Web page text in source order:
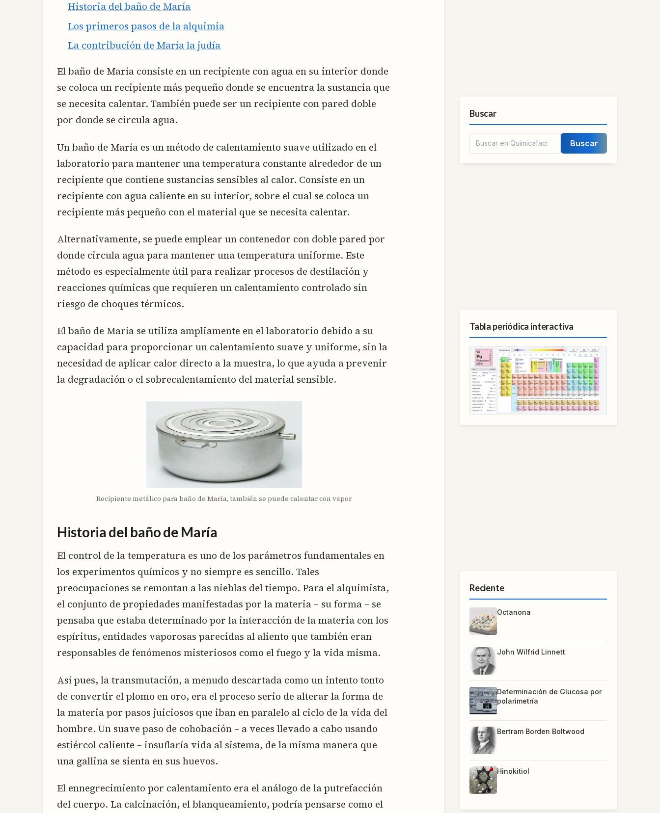
Historia del baño de María
Los primeros pasos de la alquimia
La contribución de María la judía
El baño de María consiste en un recipiente con agua en su interior donde
se coloca un recipiente más pequeño donde se encuentra la sustancia que
se necesita calentar. También puede ser un recipiente con pared doble
por donde se circula agua.
Un baño de María es un método de calentamiento suave utilizado en el
laboratorio para mantener una temperatura constante alrededor de un
recipiente que contiene sustancias sensibles al calor. Consiste en un
recipiente con agua caliente en su interior, sobre el cual se coloca un
recipiente más pequeño con el material que se necesita calentar.
Alternativamente, se puede emplear un contenedor con doble pared por
donde circula agua para mantener una temperatura uniforme. Este
método es especialmente útil para realizar procesos de destilación y
reacciones químicas que requieren un calentamiento controlado sin
riesgo de choques térmicos.
El baño de María se utiliza ampliamente en el laboratorio debido a su
capacidad para proporcionar un calentamiento suave y uniforme, sin la
necesidad de aplicar calor directo a la muestra, lo que ayuda a prevenir
la degradación o el sobrecalentamiento del material sensible.
Recipiente metálico para baño de María, también se puede calentar con vapor
Historia del baño de María
El control de la temperatura es uno de los parámetros fundamentales en
los experimentos químicos y no siempre es sencillo. Tales
preocupaciones se remontan a las nieblas del tiempo. Para el alquimista,
el conjunto de propiedades manifestadas por la materia – su forma – se
pensaba que estaba determinado por la interacción de la materia con los
espíritus, entidades vaporosas parecidas al aliento que también eran
responsables de fenómenos misteriosos como el fuego y la vida misma.
Así pues, la transmutación, a menudo descartada como un intento tonto
de convertir el plomo en oro, era el proceso serio de alterar la forma de
la materia por pasos juiciosos que iban en paralelo al ciclo de la vida del
hombre. Un suave paso de cohobación – a veces llevado a cabo usando
estiércol caliente – insuflaría vida al sistema, de la misma manera que
una gallina se sienta en sus huevos.
El ennegrecimiento por calentamiento era el análogo de la putrefacción
del cuerpo. La calcinación, el blanqueamiento, podría pensarse como el
Buscar
Buscar
Tabla periódica interactiva
Reciente
Octanona
John Wilfrid Linnett
Determinación de Glucosa por
polarimetría
Bertram Borden Boltwood
Hinokitiol